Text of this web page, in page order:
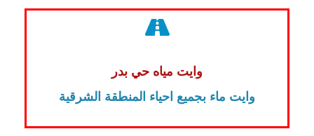
وايت مياه حي بدر
وايت ماء بجميع احياء المنطقة الشرقية